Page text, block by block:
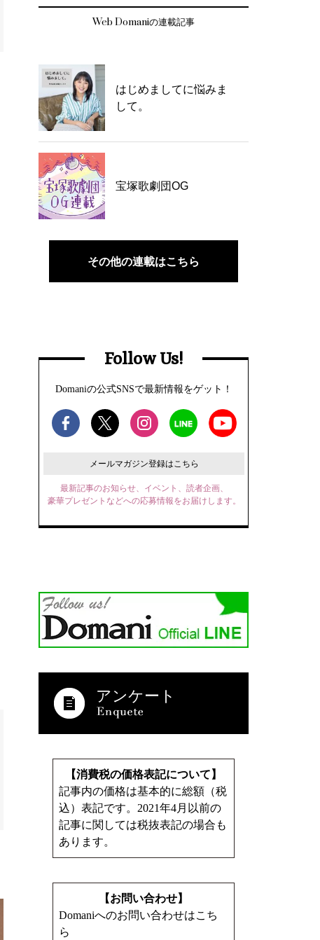
Web Domaniの連載記事
はじめましてに悩みま
して。
宝塚歌劇団OG
その他の連載はこちら
Follow Us!
Domaniの公式SNSで最新情報をゲット！
メールマガジン登録はこちら
最新記事のお知らせ、イベント、読者企画、
豪華プレゼントなどへの応募情報をお届けします。
アンケート
【消費税の価格表記について】
記事内の価格は基本的に総額（税
込）表記です。2021年4月以前の
記事に関しては税抜表記の場合も
あります。
【お問い合わせ】
Domaniへのお問い合わせはこち
ら